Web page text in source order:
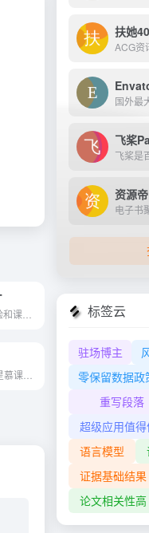
扶她
ACG资
国外最
飞桨
资源帝
电子书
标签云
驻场博主
零保留数据政
重写段落
超级应用值
语言模型
证据基础结果
论文相关性高